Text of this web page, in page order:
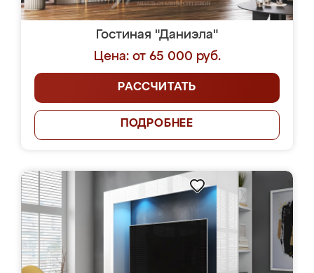
Гостиная "Даниэла"
Цена: от 65 000 руб.
РАССЧИТАТЬ
ПОДРОБНЕЕ